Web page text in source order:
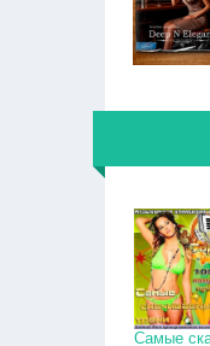
Самые